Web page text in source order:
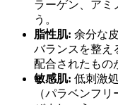
ラーゲン、アミ
う。
脂性肌: 余分な
バランスを整え
配合されたもの
敏感肌: 低刺激
（パラベンフ